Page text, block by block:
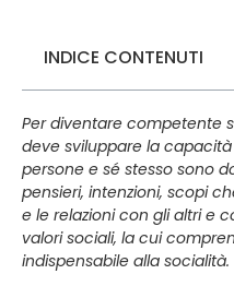
INDICE CONTENUTI
Per diventare competente
deve sviluppare la
persone e sé stesso sono
pensieri, intenzioni, scopi
e le relazioni con gli altri e
valori sociali, la cui
indispensabile alla socialità.